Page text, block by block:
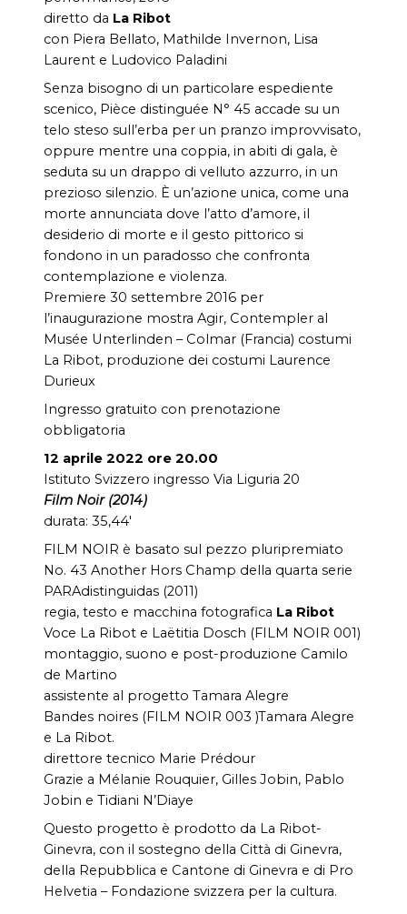
diretto da La Ribot
con Piera Bellato, Mathilde Invernon, Lisa
Laurent e Ludovico Paladini
Senza bisogno di un particolare espediente
scenico, Pièce distinguée N° 45 accade su un
telo steso sull’erba per un pranzo improvvisato,
oppure mentre una coppia, in abiti di gala, è
seduta su un drappo di velluto azzurro, in un
prezioso silenzio. È un’azione unica, come una
morte annunciata dove l’atto d’amore, il
desiderio di morte e il gesto pittorico si
fondono in un paradosso che confronta
contemplazione e violenza.
Premiere 30 settembre 2016 per
l’inaugurazione mostra Agir, Contempler al
Musée Unterlinden – Colmar (Francia) costumi
La Ribot, produzione dei costumi Laurence
Durieux
Ingresso gratuito con prenotazione
obbligatoria
12 aprile 2022 ore 20.00
Istituto Svizzero ingresso Via Liguria 20
Film Noir (2014)
durata: 35,44′
FILM NOIR è basato sul pezzo pluripremiato
No. 43 Another Hors Champ della quarta serie
PARAdistinguidas (2011)
regia, testo e macchina fotografica La Ribot
Voce La Ribot e Laëtitia Dosch (FILM NOIR 001)
montaggio, suono e post-produzione Camilo
de Martino
assistente al progetto Tamara Alegre
Bandes noires (FILM NOIR 003 )Tamara Alegre
e La Ribot.
direttore tecnico Marie Prédour
Grazie a Mélanie Rouquier, Gilles Jobin, Pablo
Jobin e Tidiani N’Diaye
Questo progetto è prodotto da La Ribot-
Ginevra, con il sostegno della Città di Ginevra,
della Repubblica e Cantone di Ginevra e di Pro
Helvetia – Fondazione svizzera per la cultura.